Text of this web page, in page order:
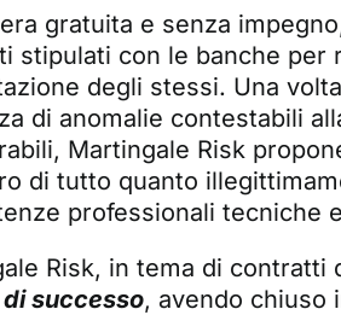
gratuita e senza
stipulati con le banche per
degli stessi. Una
di anomalie contestabili
Martingale Risk
di tutto quanto
professionali tecniche
Risk, in tema di
successo, avendo chiuso